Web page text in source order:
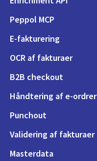
Peppol MCP
E-fakturering
OCR af fakturaer
B2B checkout
Håndtering af e-ordrer
Punchout
Validering af fakturaer
Masterdata